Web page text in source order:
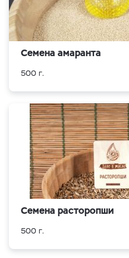
Семена амаранта
500 г.
Семена расторопши
500 г.